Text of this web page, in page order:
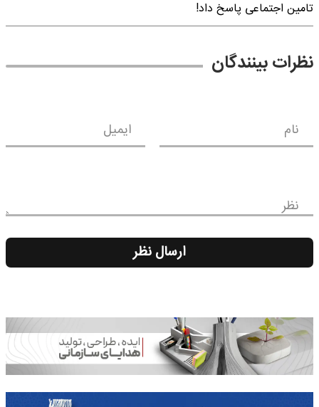
تامین اجتماعی پاسخ داد!
نظرات بینندگان
نام ایمیل
نظر
ارسال نظر